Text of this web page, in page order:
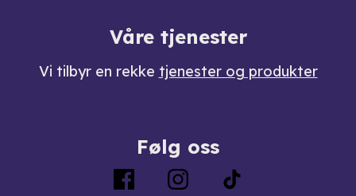
Våre tjenester
Vi tilbyr en rekke tjenester og produkter
Følg oss